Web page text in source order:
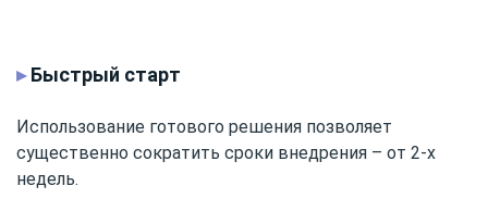
▸Быстрый старт
Использование готового решения позволяет
существенно сократить сроки внедрения – от 2-х
недель.